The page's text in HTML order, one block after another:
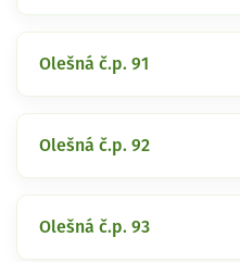
Olešná č.p. 91
Olešná č.p. 92
Olešná č.p. 93